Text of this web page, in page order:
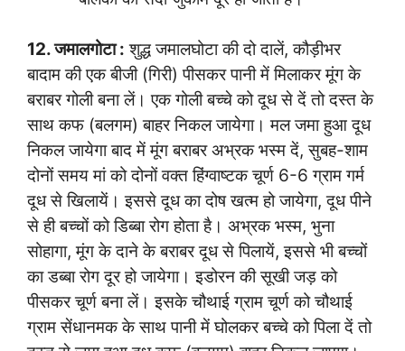
12. जमालगोटा : शुद्ध जमालघोटा की दो दालें, कौड़ीभर
बादाम की एक बीजी (गिरी) पीसकर पानी में मिलाकर मूंग के
बराबर गोली बना लें। एक गोली बच्चे को दूध से दें तो दस्त के
साथ कफ (बलगम) बाहर निकल जायेगा। मल जमा हुआ दूध
निकल जायेगा बाद में मूंग बराबर अभ्रक भस्म दें, सुबह-शाम
दोनों समय मां को दोनों वक्त हिंग्वाष्टक चूर्ण 6-6 ग्राम गर्म
दूध से खिलायें। इससे दूध का दोष खत्म हो जायेगा, दूध पीने
से ही बच्चों को डिब्बा रोग होता है। अभ्रक भस्म, भुना
सोहागा, मूंग के दाने के बराबर दूध से पिलायें, इससे भी बच्चों
का डब्बा रोग दूर हो जायेगा। इडोरन की सूखी जड़ को
पीसकर चूर्ण बना लें। इसके चौथाई ग्राम चूर्ण को चौथाई
ग्राम सेंधानमक के साथ पानी में घोलकर बच्चे को पिला दें तो